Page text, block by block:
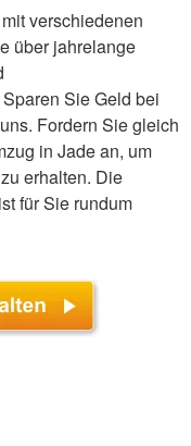
verschiedenen
über jahrelange
Sie Geld bei
Fordern Sie gleich
in Jade an, um
erhalten. Die
für Sie rundum